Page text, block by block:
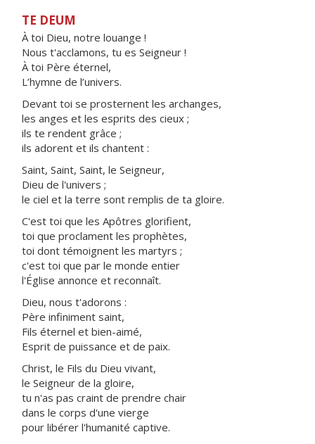
TE DEUM
À toi Dieu, notre louange !
Nous t'acclamons, tu es Seigneur !
À toi Père éternel,
L’hymne de l’univers.
Devant toi se prosternent les archanges,
les anges et les esprits des cieux ;
ils te rendent grâce ;
ils adorent et ils chantent :
Saint, Saint, Saint, le Seigneur,
Dieu de l'univers ;
le ciel et la terre sont remplis de ta gloire.
C'est toi que les Apôtres glorifient,
toi que proclament les prophètes,
toi dont témoignent les martyrs ;
c'est toi que par le monde entier
l'Église annonce et reconnaît.
Dieu, nous t'adorons :
Père infiniment saint,
Fils éternel et bien-aimé,
Esprit de puissance et de paix.
Christ, le Fils du Dieu vivant,
le Seigneur de la gloire,
tu n'as pas craint de prendre chair
dans le corps d'une vierge
pour libérer l'humanité captive.